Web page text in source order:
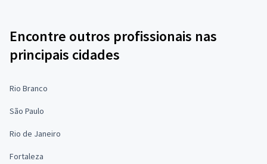
Encontre outros profissionais nas
principais cidades
Rio Branco
São Paulo
Rio de Janeiro
Fortaleza